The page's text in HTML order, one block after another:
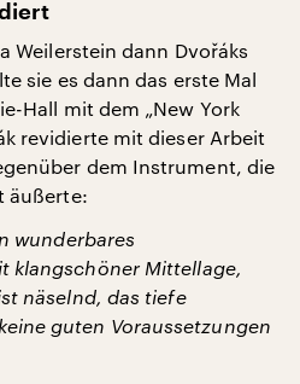
Weilerstein dann Dvořáks
sie es dann das erste Mal
Hall mit dem „New York
revidierte mit dieser Arbeit
dem Instrument, die
äußerte:
wunderbares
klangschöner Mittellage,
näselnd, das tiefe
guten Voraussetzungen